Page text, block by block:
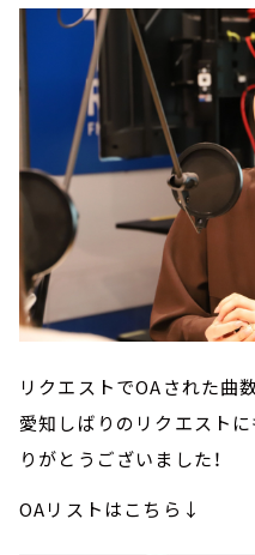
リクエストでOAされた曲
愛知しばりのリクエスト
りがとうございました！
OAリストはこちら↓